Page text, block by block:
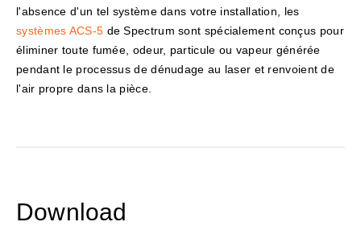
l'absence d'un tel système dans votre installation, les
systèmes ACS-5 de Spectrum sont spécialement conçus pour
éliminer toute fumée, odeur, particule ou vapeur générée
pendant le processus de dénudage au laser et renvoient de
l'air propre dans la pièce.
Download